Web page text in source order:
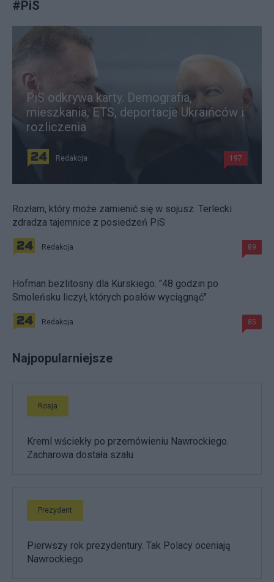
#PiS
PiS odkrywa karty. Demografia,
mieszkania, ETS, deportacje Ukraińców i
rozliczenia
Redakcja 197
Rozłam, który może zamienić się w sojusz. Terlecki
zdradza tajemnice z posiedzeń PiS
Redakcja 89
Hofman bezlitosny dla Kurskiego. "48 godzin po
Smoleńsku liczył, których posłów wyciągnąć"
Redakcja 85
Najpopularniejsze
Rosja
Kreml wściekły po przemówieniu Nawrockiego.
Zacharowa dostała szału
Prezydent
Pierwszy rok prezydentury. Tak Polacy oceniają
Nawrockiego